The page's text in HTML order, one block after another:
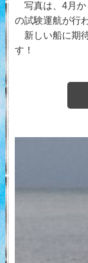
写真は、4月か
の試験運航が行
新しい船に期
す！